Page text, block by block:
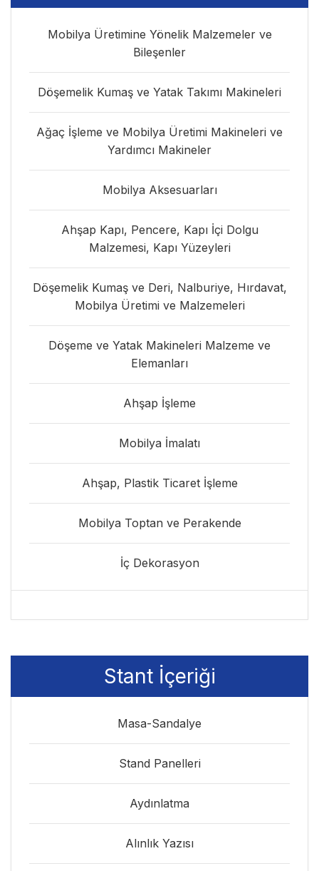
Mobilya Üretimine Yönelik Malzemeler ve
Bileşenler
Döşemelik Kumaş ve Yatak Takımı Makineleri
Ağaç İşleme ve Mobilya Üretimi Makineleri ve
Yardımcı Makineler
Mobilya Aksesuarları
Ahşap Kapı, Pencere, Kapı İçi Dolgu
Malzemesi, Kapı Yüzeyleri
Döşemelik Kumaş ve Deri, Nalburiye, Hırdavat,
Mobilya Üretimi ve Malzemeleri
Döşeme ve Yatak Makineleri Malzeme ve
Elemanları
Ahşap İşleme
Mobilya İmalatı
Ahşap, Plastik Ticaret İşleme
Mobilya Toptan ve Perakende
İç Dekorasyon
Stant İçeriği
Masa-Sandalye
Stand Panelleri
Aydınlatma
Alınlık Yazısı